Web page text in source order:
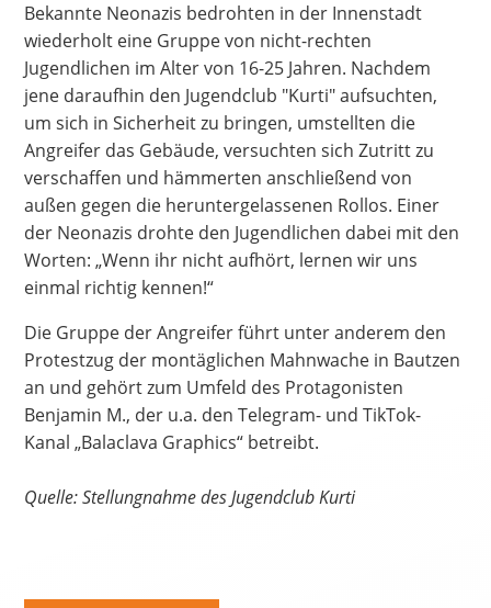
Deutsch العربية Český English
Français
Italiano
Kurdí فارسی Polski
Português
Русский
Español ትግርኛ Türkçe Việt
Bekannte Neonazis bedrohten in der Innenstadt
wiederholt eine Gruppe von nicht-rechten
Jugendlichen im Alter von 16-25 Jahren. Nachdem
jene daraufhin den Jugendclub "Kurti" aufsuchten,
um sich in Sicherheit zu bringen, umstellten die
Angreifer das Gebäude, versuchten sich Zutritt zu
verschaffen und hämmerten anschließend von
außen gegen die heruntergelassenen Rollos. Einer
der Neonazis drohte den Jugendlichen dabei mit den
Worten: „Wenn ihr nicht aufhört, lernen wir uns
einmal richtig kennen!“
Die Gruppe der Angreifer führt unter anderem den
Protestzug der montäglichen Mahnwache in Bautzen
an und gehört zum Umfeld des Protagonisten
Benjamin M., der u.a. den Telegram- und TikTok-
Kanal „Balaclava Graphics“ betreibt.
Quelle: Stellungnahme des Jugendclub Kurti